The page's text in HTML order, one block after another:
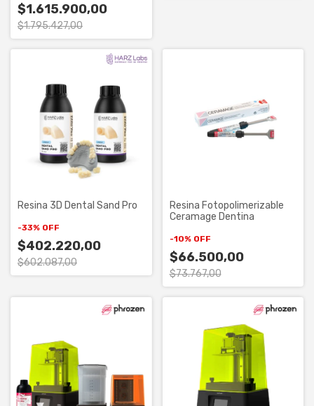
$1.615.900,00
$1.795.427,00
Resina 3D Dental Sand Pro
-33% OFF
$402.220,00
$602.087,00
Resina Fotopolimerizable
Ceramage Dentina
-10% OFF
$66.500,00
$73.767,00